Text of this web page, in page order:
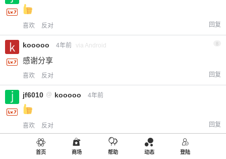
喜欢 反对 回复
kooooo 4年前 via Android
感谢分享
喜欢 反对 回复
jf6010 @ kooooo 4年前
喜欢 反对 回复
愚人码头 4年前
首页 商场 帮助 动态 登陆